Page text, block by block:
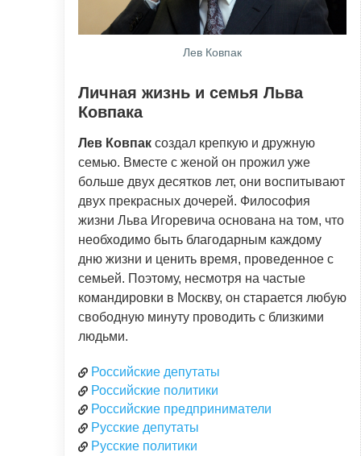
Лев Ковпак
Личная жизнь и семья Льва
Ковпака
Лев Ковпак создал крепкую и дружную
семью. Вместе с женой он прожил уже
больше двух десятков лет, они воспитывают
двух прекрасных дочерей. Философия
жизни Льва Игоревича основана на том, что
необходимо быть благодарным каждому
дню жизни и ценить время, проведенное с
семьей. Поэтому, несмотря на частые
командировки в Москву, он старается любую
свободную минуту проводить с близкими
людьми.
Российские депутаты
Российские политики
Российские предприниматели
Русские депутаты
Русские политики